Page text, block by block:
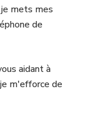
faisant
mets mes
de
aidant à
m'efforce de